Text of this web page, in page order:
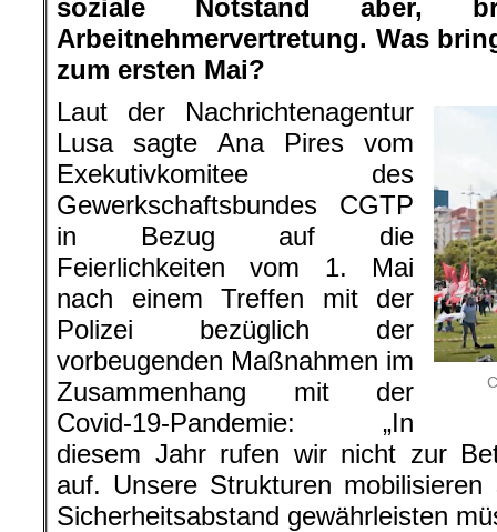
soziale Notstand aber,
Arbeitnehmervertretung. Was
zum ersten Mai?
Laut der Nachrichtenagentur
Lusa sagte Ana Pires vom
Exekutivkomitee des
Gewerkschaftsbundes CGTP
in Bezug auf die
Feierlichkeiten vom 1. Mai
nach einem Treffen mit der
Polizei bezüglich der
vorbeugenden Maßnahmen im
Zusammenhang mit der
Covid-19-Pandemie: „In
diesem Jahr rufen wir nicht zur
auf. Unsere Strukturen
Sicherheitsabstand gewährleisten